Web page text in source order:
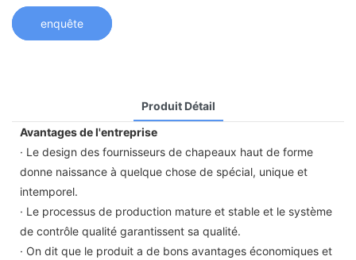
enquête
Produit Détail
Avantages de l'entreprise
· Le design des fournisseurs de chapeaux haut de forme
donne naissance à quelque chose de spécial, unique et
intemporel.
· Le processus de production mature et stable et le système
de contrôle qualité garantissent sa qualité.
· On dit que le produit a de bons avantages économiques et